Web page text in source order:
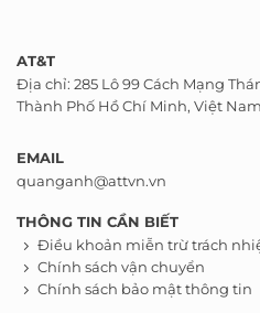
AT&T
Địa chỉ: 285 Lô 99 Cách Mạng
Thành Phố Hồ Chí Minh, Việt
EMAIL
quanganh@attvn.vn
THÔNG TIN CẦN BIẾT
Điều khoản miễn trừ trách
Chính sách vận chuyển
Chính sách bảo mật thông tin